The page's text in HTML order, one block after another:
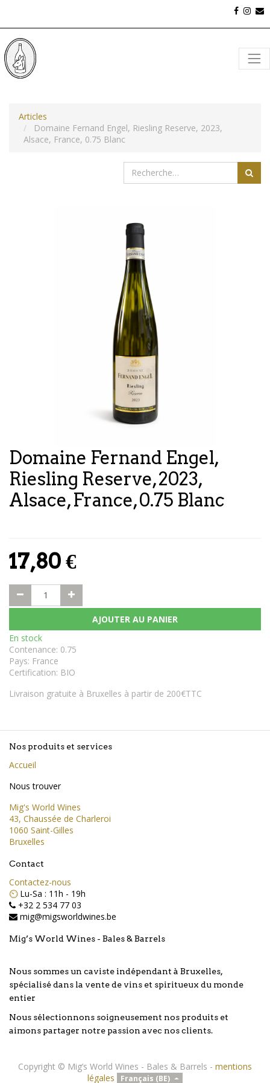
Articles
Domaine Fernand Engel, Riesling Reserve, 2023,
Alsace, France, 0.75 Blanc
Domaine Fernand Engel,
Riesling Reserve, 2023,
Alsace, France, 0.75 Blanc
17,80€
AJOUTER AU PANIER
En stock
Contenance: 0.75
Pays: France
Certification: BIO
Livraison gratuite à Bruxelles à partir de 200€TTC
Nos produits et services
Accueil
Nous trouver
Mig's World Wines
43, Chaussée de Charleroi
1060 Saint-Gilles
Bruxelles
Contact
Contactez-nous
⏲️ Lu-Sa : 11h - 19h
+32 2 534 77 03
mig@migsworldwines.be
Mig’s World Wines - Bales & Barrels
Nous sommes un caviste indépendant à Bruxelles,
spécialisé dans la vente de vins et spiritueux du monde
entier
Nous sélectionnons soigneusement nos produits et
aimons partager notre passion avec nos clients.
Copyright © Mig’s World Wines - Bales & Barrels - mentions
légales
Français (BE)